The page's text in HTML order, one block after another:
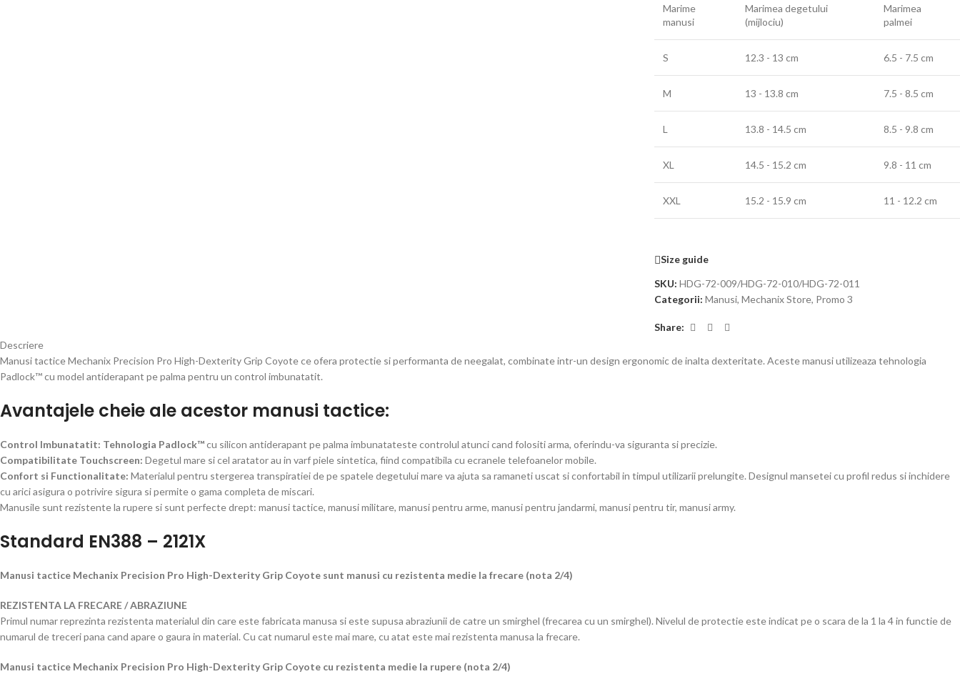
Marime
manusi
Marimea degetului
(mijlociu)
Marimea
palmei
S 12.3 - 13 cm 6.5 - 7.5 cm
M 13 - 13.8 cm 7.5 - 8.5 cm
L 13.8 - 14.5 cm 8.5 - 9.8 cm
XL 14.5 - 15.2 cm 9.8 - 11 cm
XXL 15.2 - 15.9 cm 11 - 12.2 cm
Size guide
SKU: HDG-72-009/HDG-72-010/HDG-72-011
Categorii: Manusi, Mechanix Store, Promo 3
Share:
Descriere
Manusi tactice Mechanix Precision Pro High-Dexterity Grip Coyote ce ofera protectie si performanta de neegalat, combinate intr-un design ergonomic de inalta dexteritate. Aceste manusi utilizeaza tehnologia
Padlock™ cu model antiderapant pe palma pentru un control imbunatatit.
Avantajele cheie ale acestor manusi tactice:
Control Imbunatatit: Tehnologia Padlock™cu silicon antiderapant pe palma imbunatateste controlul atunci cand folositi arma, oferindu-va siguranta si precizie.
Compatibilitate Touchscreen: Degetul mare si cel aratator au in varf piele sintetica, fiind compatibila cu ecranele telefoanelor mobile.
Confort si Functionalitate: Materialul pentru stergerea transpiratiei de pe spatele degetului mare va ajuta sa ramaneti uscat si confortabil in timpul utilizarii prelungite. Designul mansetei cu profil redus si inchidere
cu arici asigura o potrivire sigura si permite o gama completa de miscari.
Manusile sunt rezistente la rupere si sunt perfecte drept: manusi tactice, manusi militare, manusi pentru arme, manusi pentru jandarmi, manusi pentru tir, manusi army.
Standard EN388 – 2121X
Manusi tactice Mechanix Precision Pro High-Dexterity Grip Coyote sunt manusi cu rezistenta medie la frecare (nota 2/4)
REZISTENTA LA FRECARE / ABRAZIUNE
Primul numar reprezinta rezistenta materialul din care este fabricata manusa si este supusa abraziunii de catre un smirghel (frecarea cu un smirghel). Nivelul de protectie este indicat pe o scara de la 1 la 4 in functie de
numarul de treceri pana cand apare o gaura in material. Cu cat numarul este mai mare, cu atat este mai rezistenta manusa la frecare.
Manusi tactice Mechanix Precision Pro High-Dexterity Grip Coyote cu rezistenta medie la rupere (nota 2/4)